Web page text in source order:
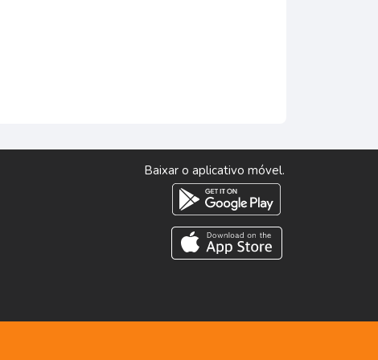
Baixar o aplicativo móvel.